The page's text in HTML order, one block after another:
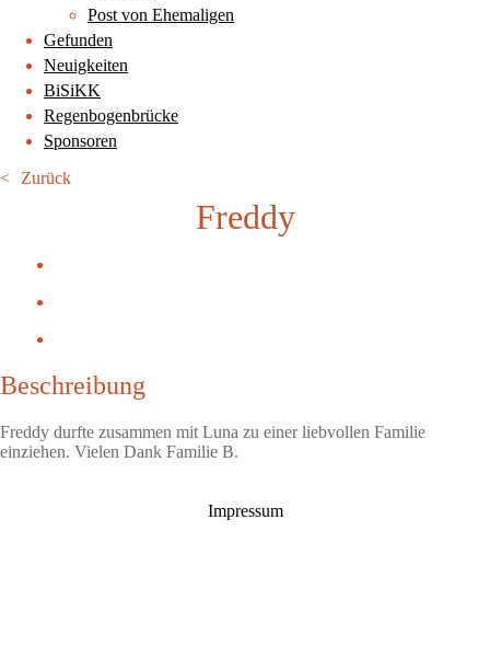
Post von Ehemaligen
Gefunden
Neuigkeiten
BiSiKK
Regenbogenbrücke
Sponsoren
Zurück
Freddy
Beschreibung
Freddy durfte zusammen mit Luna zu einer liebvollen Familie
einziehen. Vielen Dank Familie B.
Impressum